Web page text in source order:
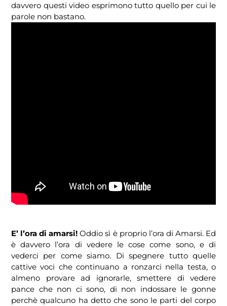
davvero questi video esprimono tutto quello per cui le
parole non bastano.
E’ l’ora di amarsi! Oddio sì è proprio l’ora di Amarsi. Ed
è davvero l’ora di vedere le cose come sono, e di
vederci per come siamo. Di spegnere tutto quelle
cattive voci che continuano a ronzarci nella testa, o
almeno provare ad ignorarle, smettere di vedere
pance che non ci sono, di non indossare le gonne
perchè qualcuno ha detto che sono le parti del corpo